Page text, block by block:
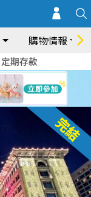
購物情報
定期存款